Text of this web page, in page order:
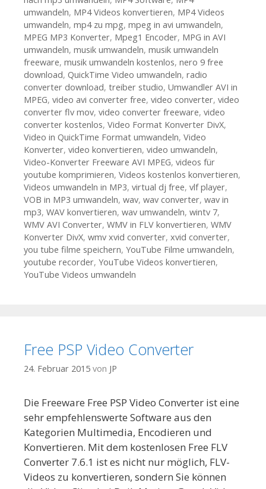
umwandeln, MP4 Videos konvertieren, MP4 Videos
umwandeln, mp4 zu mpg, mpeg in avi umwandeln,
MPEG MP3 Konverter, Mpeg1 Encoder, MPG in AVI
umwandeln, musik umwandeln, musik umwandeln
freeware, musik umwandeln kostenlos, nero 9 free
download, QuickTime Video umwandeln, radio
converter download, treiber studio, Umwandler AVI in
MPEG, video avi converter free, video converter, video
converter flv mov, video converter freeware, video
converter kostenlos, Video Format Konverter DivX,
Video in QuickTime Format umwandeln, Video
Konverter, video konvertieren, video umwandeln,
Video-Konverter Freeware AVI MPEG, videos für
youtube komprimieren, Videos kostenlos konvertieren,
Videos umwandeln in MP3, virtual dj free, vlf player,
VOB in MP3 umwandeln, wav, wav converter, wav in
mp3, WAV konvertieren, wav umwandeln, wintv 7,
WMV AVI Converter, WMV in FLV konvertieren, WMV
Konverter DivX, wmv xvid converter, xvid converter,
you tube filme speichern, YouTube Filme umwandeln,
youtube recorder, YouTube Videos konvertieren,
YouTube Videos umwandeln
Free PSP Video Converter
24. Februar 2015 von JP
Die Freeware Free PSP Video Converter ist eine
sehr empfehlenswerte Software aus den
Kategorien Multimedia, Encodieren und
Konvertieren. Mit dem kostenlosen Free FLV
Converter 7.6.1 ist es nicht nur möglich, FLV-
Videos zu konvertieren, sondern Sie können